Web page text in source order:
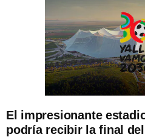
El impresionante
podría recibir la final